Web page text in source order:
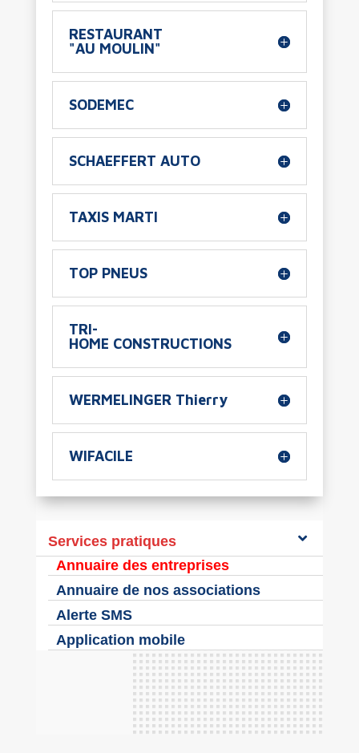
Services pratiques
Annuaire des entreprises
Annuaire de nos associations
Alerte SMS
Application mobile
RESTAURANT
"AU MOULIN"
SODEMEC
SCHAEFFERT AUTO
TAXIS MARTI
TOP PNEUS
TRI-
HOME CONSTRUCTIONS
WERMELINGER Thierry
WIFACILE